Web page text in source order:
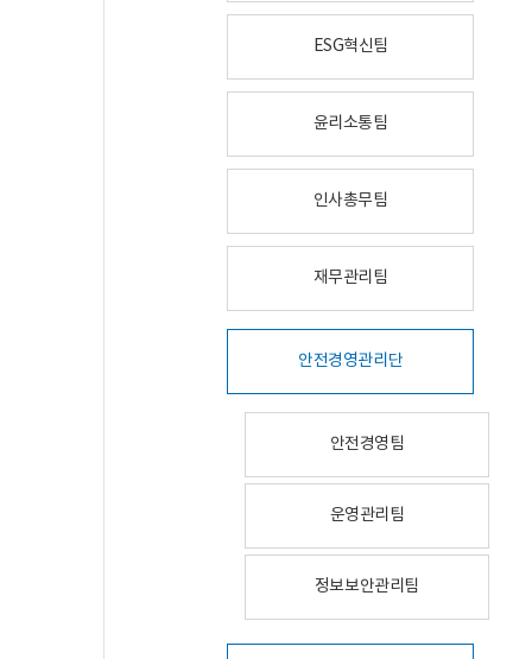
ESG혁신팀
윤리소통팀
인사총무팀
재무관리팀
안전경영관리단
안전경영팀
운영관리팀
정보보안관리팀